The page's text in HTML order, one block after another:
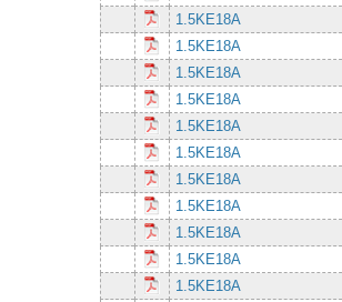
1.5KE18A
1.5KE18A
1.5KE18A
1.5KE18A
1.5KE18A
1.5KE18A
1.5KE18A
1.5KE18A
1.5KE18A
1.5KE18A
1.5KE18A